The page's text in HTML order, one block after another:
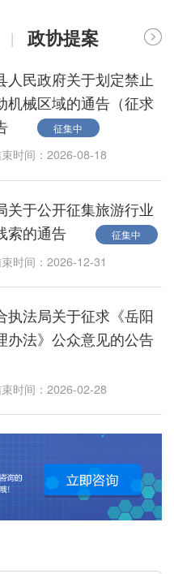
| 政协提案
人民政府关于划定禁止
机械区域的通告（征求
征集中
时间：2026-08-18
关于公开征集旅游行业
索的通告
征集中
时间：2026-12-31
执法局关于征求《岳阳
办法》公众意见的公告
时间：2026-02-28